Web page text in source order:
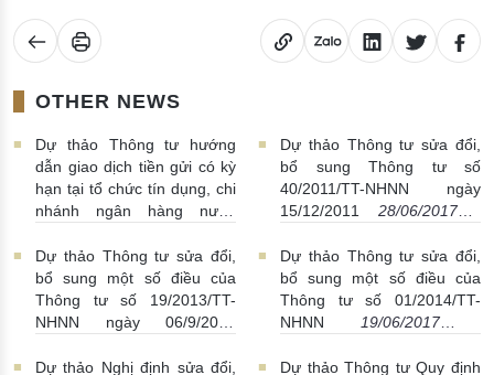
OTHER NEWS
Dự thảo Thông tư hướng
dẫn giao dịch tiền gửi có kỳ
hạn tại tổ chức tín dụng, chi
nhánh ngân hàng nước
Dự thảo Thông tư sửa đổi,
bổ sung Thông tư số
40/2011/TT-NHNN ngày
15/12/2011
28/06/2017 |
Dự thảo Thông tư sửa đổi,
bổ sung một số điều của
Thông tư số 19/2013/TT-
NHNN ngày 06/9/2013
Dự thảo Thông tư sửa đổi,
bổ sung một số điều của
Thông tư số 01/2014/TT-
NHNN
19/06/2017 |
Dự thảo Nghị định sửa đổi,
Dự thảo Thông tư Quy định